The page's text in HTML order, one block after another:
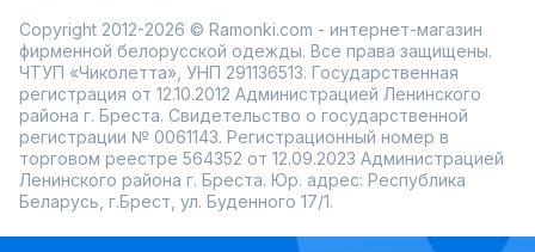
Детали. Расположение пайеток — ключевой элемент.
Они могут быть на рукавах, воротнике или по всему
джемперу, создавая разные акценты.
В интернет-магазине Ramonki представлен большой
выбор одежды от белорусских производителей. Здесь
можно купить женские джемперы с пайетками,
подходящие как для повседневной носки, так и для
особых случаев. Ассортимент радует разнообразием
дизайнов, цветов и размеров, чтобы каждая модница
нашла именно то, что ей нужно.
Copyright 2012-2026 © Ramonki.com - интернет-магазин
фирменной белорусской одежды. Все права защищены.
ЧТУП «Чиколетта», УНП 291136513. Государственная
регистрация от 12.10.2012 Администрацией Ленинского
района г. Бреста. Свидетельство о государственной
регистрации № 0061143. Регистрационный номер в
торговом реестре 564352 от 12.09.2023 Администрацией
Ленинского района г. Бреста. Юр. адрес: Республика
Беларусь, г.Брест, ул. Буденного 17/1.